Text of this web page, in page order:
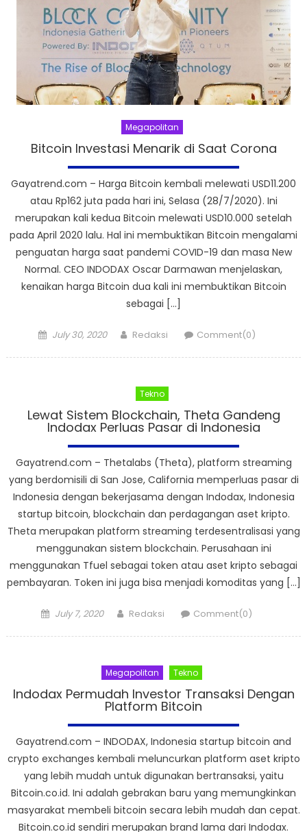
Megapolitan
Bitcoin Investasi Menarik di Saat Corona
Gayatrend.com – Harga Bitcoin kembali melewati USD11.200
atau Rp162 juta pada hari ini, Selasa (28/7/2020). Ini
merupakan kali kedua Bitcoin melewati USD10.000 setelah
pada April 2020 lalu. Hal ini membuktikan Bitcoin mengalami
penguatan harga saat pandemi COVID-19 dan masa New
Normal. CEO INDODAX Oscar Darmawan menjelaskan,
kenaikan harga Bitcoin dua kali ini membuktikan Bitcoin
sebagai […]
Posted
July 30, 2020 Author
Redaksi Comment(0)
Tekno
Lewat Sistem Blockchain, Theta Gandeng
Indodax Perluas Pasar di Indonesia
Gayatrend.com – Thetalabs (Theta), platform streaming
yang berdomisili di San Jose, California memperluas pasar di
Indonesia dengan bekerjasama dengan Indodax, Indonesia
startup bitcoin, blockchain dan perdagangan aset kripto.
Theta merupakan platform streaming terdesentralisasi yang
menggunakan sistem blockchain. Perusahaan ini
menggunakan Tfuel sebagai token atau aset kripto sebagai
pembayaran. Token ini juga bisa menjadi komoditas yang […]
Posted
July 7, 2020 Author
Redaksi Comment(0)
Megapolitan Tekno
Indodax Permudah Investor Transaksi Dengan
Platform Bitcoin
Gayatrend.com – INDODAX, Indonesia startup bitcoin and
crypto exchanges kembali meluncurkan platform aset kripto
yang lebih mudah untuk digunakan bertransaksi, yaitu
Bitcoin.co.id. Ini adalah gebrakan baru yang memungkinkan
masyarakat membeli bitcoin secara lebih mudah dan cepat.
Bitcoin.co.id sendiri merupakan brand lama dari Indodax.